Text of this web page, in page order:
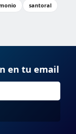
santoral
en tu email